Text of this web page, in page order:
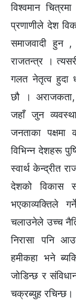
विश्वमान
प्रणाणीले देश
समाजवादी हुन
राजतन्त्र ।
गलत नेतृत्व हुदा
छौ । अराजकता,
जहाँ जुन
जनताका पक्षमा
विभिन्न देशहरू
स्वार्थ केन्द्रीत
देशको विकास
भएकाव्यक्तिले
चलाउनेले उच्च
निरासा पनि
हमीकहा भने
जोडिन्छ र
चक्रब्युह रचिन्छ।